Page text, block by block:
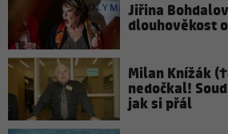
Jiřina
dlouhověkost
Milan Knížák
nedočkal!
jak si přál